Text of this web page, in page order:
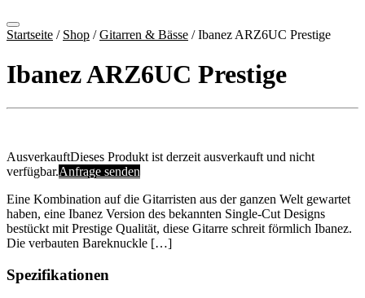
Startseite / Shop /Gitarren & Bässe /Ibanez ARZ6UC Prestige
Ibanez ARZ6UC Prestige
AusverkauftDieses Produkt ist derzeit ausverkauft und nicht
verfügbar.Anfrage senden
Eine Kombination auf die Gitarristen aus der ganzen Welt gewartet
haben, eine Ibanez Version des bekannten Single-Cut Designs
bestückt mit Prestige Qualität, diese Gitarre schreit förmlich Ibanez.
Die verbauten Bareknuckle […]
Spezifikationen